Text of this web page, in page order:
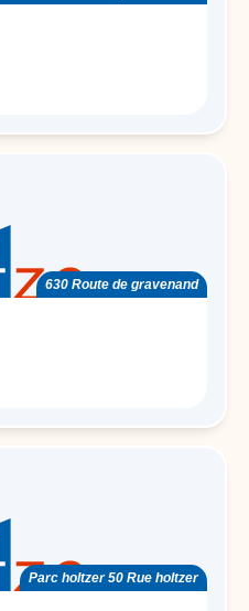
630 Route de gravenand
Parc holtzer 50 Rue holtzer